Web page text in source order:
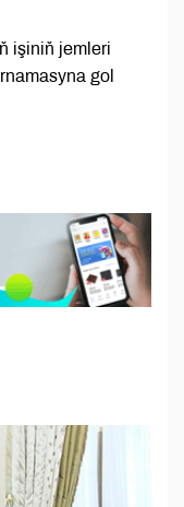
işiniň jemleri
gol